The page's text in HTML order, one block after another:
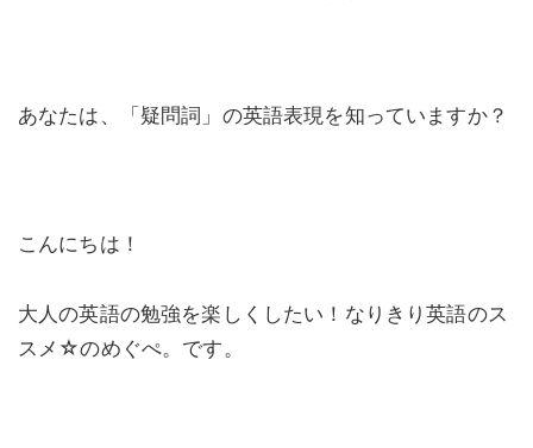
あなたは、「疑問詞」の英語表現を知っていますか？
こんにちは！
大人の英語の勉強を楽しくしたい！なりきり英語のス
スメ☆のめぐぺ。です。